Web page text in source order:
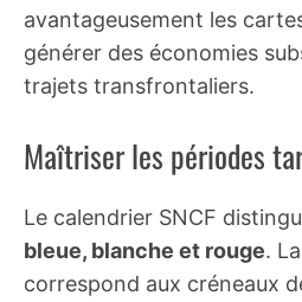
avantageusement les
générer des économies
trajets transfrontaliers.
Maîtriser les périodes
Le calendrier SNCF
bleue, blanche et rouge.
correspond aux créneaux